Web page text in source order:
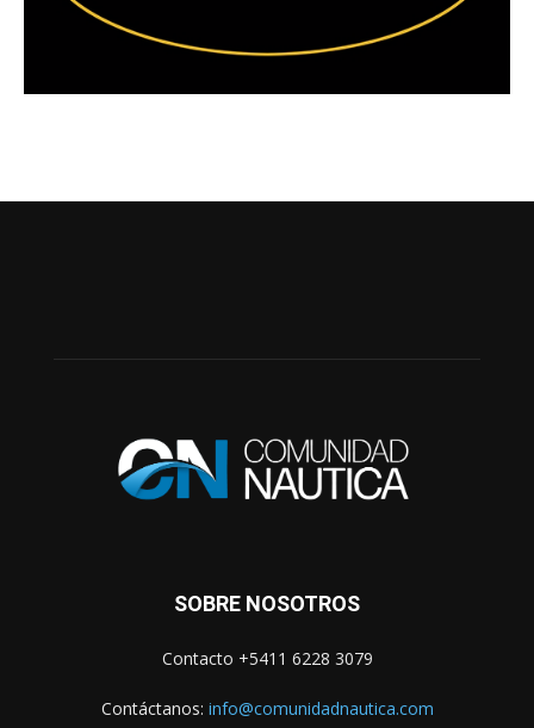
SOBRE NOSOTROS
Contacto +5411 6228 3079
Contáctanos: info@comunidadnautica.com